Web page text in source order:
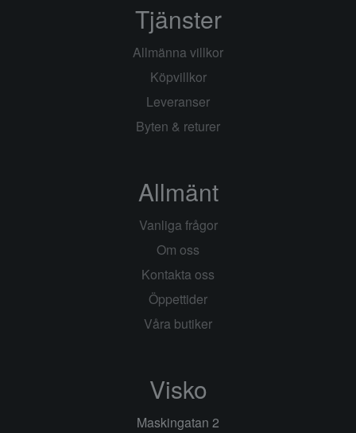
Tjänster
Allmänna villkor
Köpvillkor
Leveranser
Byten & returer
Allmänt
Vanliga frågor
Om oss
Kontakta oss
Öppettider
Våra butiker
Visko
Maskingatan 2